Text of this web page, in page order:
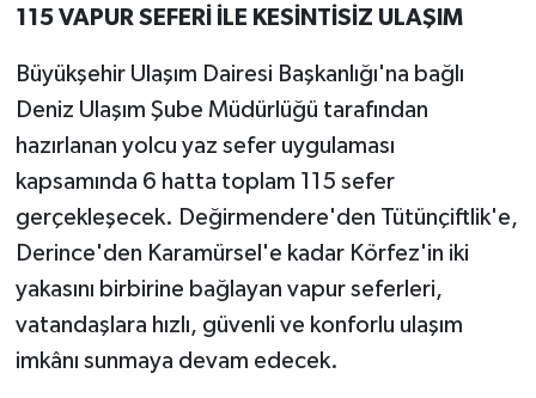
115 VAPUR SEFERİ İLE KESİNTİSİZ ULAŞIM
Büyükşehir Ulaşım Dairesi Başkanlığı'na bağlı
Deniz Ulaşım Şube Müdürlüğü tarafından
hazırlanan yolcu yaz sefer uygulaması
kapsamında 6 hatta toplam 115 sefer
gerçekleşecek. Değirmendere'den Tütünçiftlik'e,
Derince'den Karamürsel'e kadar Körfez'in iki
yakasını birbirine bağlayan vapur seferleri,
vatandaşlara hızlı, güvenli ve konforlu ulaşım
imkânı sunmaya devam edecek.